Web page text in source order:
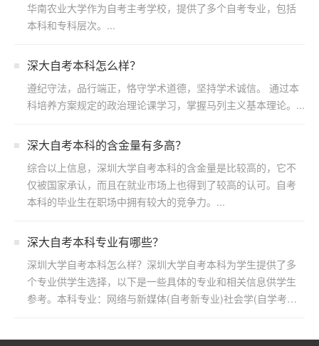
华南农业大学作为自考主考学校，提供了多个自考专业，包括
本科和专科层次。...
深大自考本科怎么样？
遵纪守法，品行端正，恪守学术道德，坚持学术诚信。 通过本
科培养方案规定的政治理论课学习，掌握马列主义基本理论。...
​深大自考本科的含金量有多高？
综合以上信息，深圳大学自考本科的含金量是比较高的，它不
仅被国家承认，而且在就业市场上也得到了较高的认可。自考
本科的毕业生在职场中拥有较大的竞争力。...
深大自考本科专业有哪些？
深圳大学自考本科怎么样？深圳大学自考本科为学生提供了多
个专业供学生选择，以下是一些具体的专业和相关信息供学生
参考。本科专业：网络与新媒体(自考新专业)社会学(自学考